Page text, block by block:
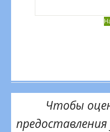
Чтобы
предоставления